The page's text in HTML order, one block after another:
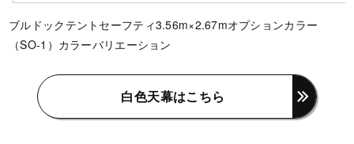
ブルドックテントセーフティ3.56m×2.67mオプションカラー
（SO-1）カラーバリエーション
白色天幕はこちら